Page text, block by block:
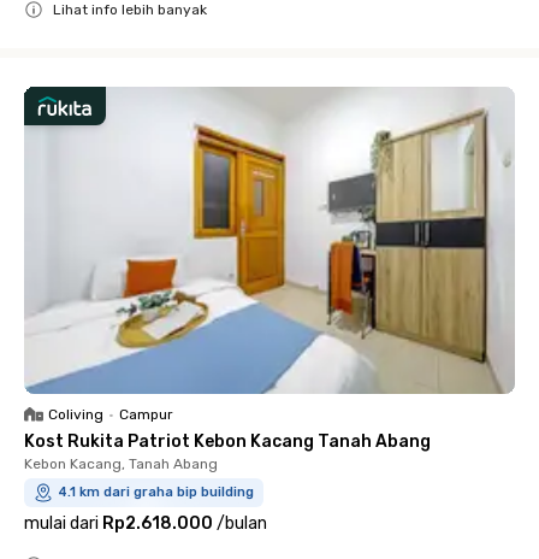
Lihat info lebih banyak
Coliving • Campur
Kost Rukita Patriot Kebon Kacang Tanah Abang
Kebon Kacang, Tanah Abang
4.1 km dari graha bip building
mulai dari Rp2.618.000 /bulan